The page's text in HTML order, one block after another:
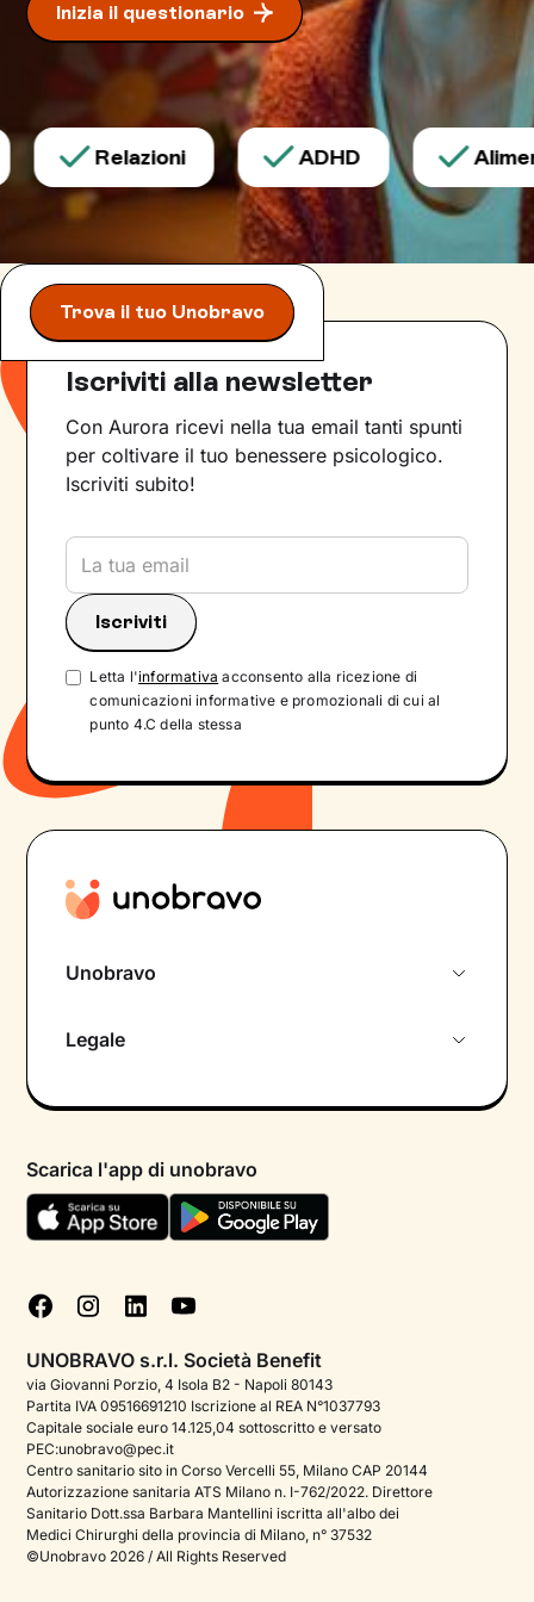
Inizia il questionario
Relazioni ADHD
Trova il tuo Unobravo
Iscriviti alla newsletter
Con Aurora ricevi nella tua email tanti spunti
per coltivare il tuo benessere psicologico.
Iscriviti subito!
Letta l'informativa acconsento alla ricezione di
comunicazioni informative e promozionali di cui al
punto 4.C della stessa
Unobravo
Psicologo in chat
Aiuto urgente
FAQ
Podcast di psicologia
Corporate
Psicologo italiano all'estero
Approfondimenti sulla salute mentale
Sala stampa
Legale
Termini e condizioni
Informativa Privacy
Cookie policy
Gestisci cookie
Scarica l'app di unobravo
UNOBRAVO s.r.l. Società Benefit
via Giovanni Porzio, 4 Isola B2 - Napoli 80143
Partita IVA 09516691210 Iscrizione al REA N°1037793
Capitale sociale euro 14.125,04 sottoscritto e versato
PEC:unobravo@pec.it
Centro sanitario sito in Corso Vercelli 55, Milano CAP 20144
Autorizzazione sanitaria ATS Milano n. I-762/2022. Direttore
Sanitario Dott.ssa Barbara Mantellini iscritta all'albo dei
Medici Chirurghi della provincia di Milano, n° 37532
©Unobravo 2026 / All Rights Reserved